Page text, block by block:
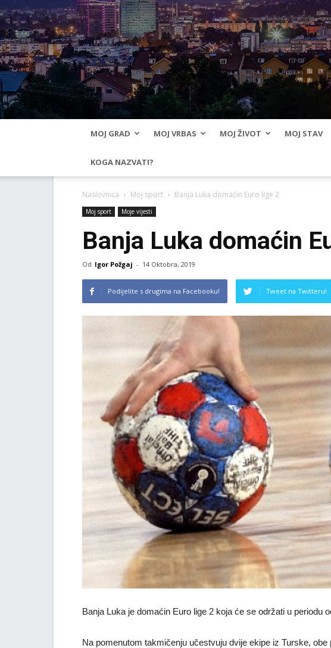
MOJ GRAD MOJ VRBAS MOJ ŽIVOT MOJ STAV
KOGA NAZVATI?
Naslovnica Moj sport Banja Luka domaćin Euro lige 2
Moj sport Moje vijesti
Banja Luka domaćin
Od Igor Požgaj - 14 Oktobra, 2019
Podijelite s drugima na Facebooku! Tweet na Twitteru!
Banja Luka je domaćin Euro lige 2 koja će se održati u periodu
Na pomenutom takmičenju učestvuju dvije ekipe iz Turske, obe